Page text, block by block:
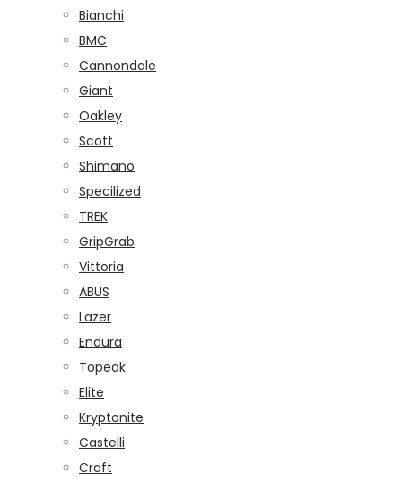
Bianchi
BMC
Cannondale
Giant
Oakley
Scott
Shimano
Specilized
TREK
GripGrab
Vittoria
ABUS
Lazer
Endura
Topeak
Elite
Kryptonite
Castelli
Craft